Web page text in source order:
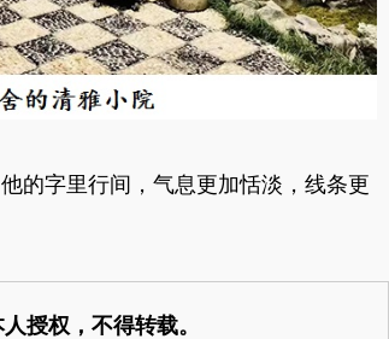
字里行间，气息更加恬淡，线条更
授权，不得转载。